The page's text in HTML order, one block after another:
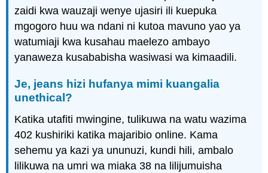
zaidi kwa wauzaji wenye ujasiri ili kuepuka
mgogoro huu wa ndani ni kutoa mavuno yao ya
watumiaji kwa kusahau maelezo ambayo
yanaweza kusababisha wasiwasi wa kimaadili.
Je, jeans hizi hufanya mimi kuangalia
unethical?
Katika utafiti mwingine, tulikuwa na watu wazima
402 kushiriki katika majaribio online. Kama
sehemu ya kazi ya ununuzi, kundi hili, ambalo
lilikuwa na umri wa miaka 38 na lilijumuisha